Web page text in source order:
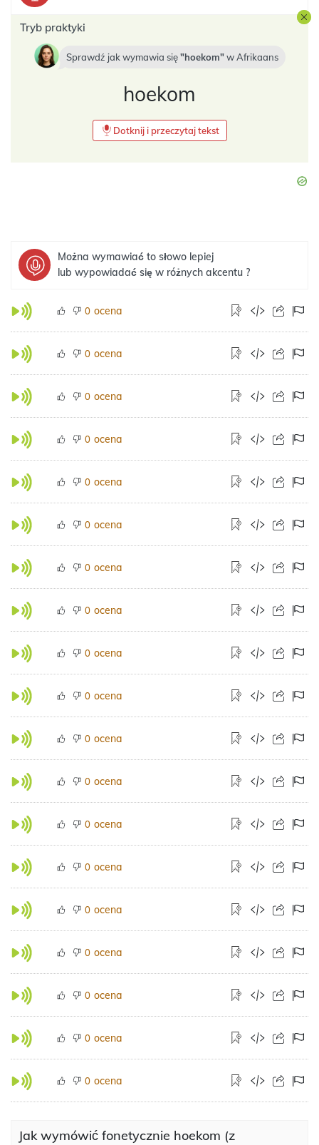
Tryb praktyki
Sprawdź jak wymawia się hoekom w Afrikaans
hoekom
Dotknij i przeczytaj tekst
Można wymawiać to słowo lepiej
lub wypowiadać się w różnych akcentu ?
0 ocena
0 ocena
0 ocena
0 ocena
0 ocena
0 ocena
0 ocena
0 ocena
0 ocena
0 ocena
0 ocena
0 ocena
0 ocena
0 ocena
0 ocena
0 ocena
0 ocena
0 ocena
0 ocena
Jak wymówić fonetycznie hoekom (z